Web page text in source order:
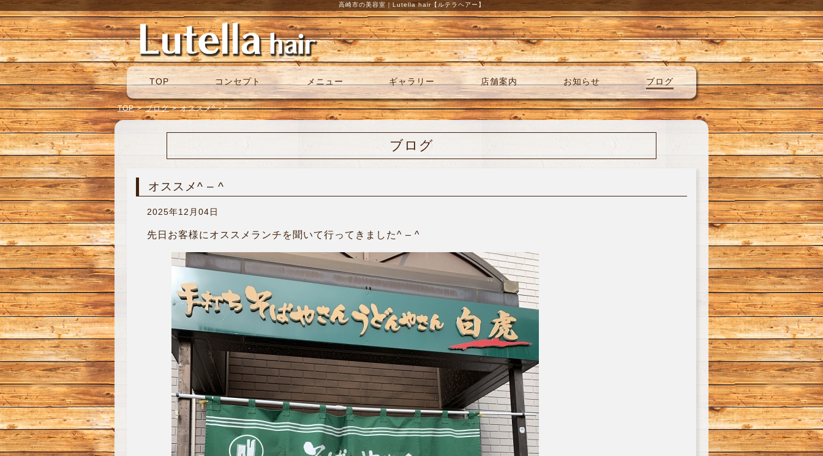
高崎市の美容室｜Lutella hair【ルテラヘアー】
TOP コンセプト メニュー ギャラリー 店舗案内 お知らせ ブログ
TOP > ブログ > オススメ^ - ^
ブログ
オススメ^ – ^
2025年12月04日
先日お客様にオススメランチを聞いて行ってきました^ – ^